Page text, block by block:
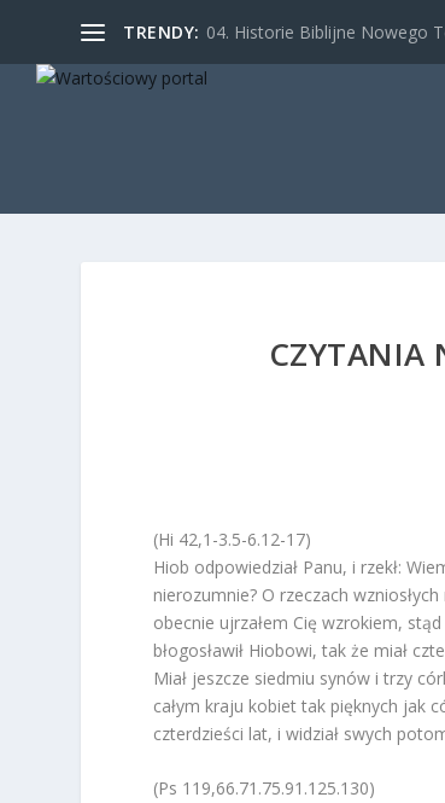
TRENDY: 04. Historie Biblijne Nowego
CZYTANIA
(Hi 42,1-3.5-6.12-17)
Hiob odpowiedział Panu, i rzekł:
nierozumnie? O rzeczach
obecnie ujrzałem Cię wzrokiem,
błogosławił Hiobowi, tak że miał
Miał jeszcze siedmiu synów i trzy
całym kraju kobiet tak pięknych jak
czterdzieści lat, i widział swych
(Ps 119,66.71.75.91.125.130)